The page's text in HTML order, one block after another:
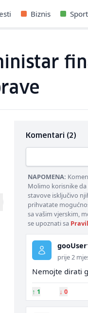
Biznis Sport
Komentari (2)
NAPOMENA:
Molimo korisnike
stavove isključivo
prihvatate
sa vašim vjerskim,
se upoznati sa
prije 2
Nemojte dirati
↑ 1 ↓ 0